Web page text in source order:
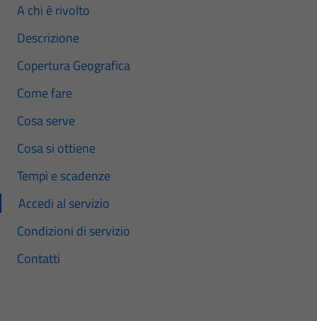
A chi è rivolto
Descrizione
Copertura Geografica
Come fare
Cosa serve
Cosa si ottiene
Tempi e scadenze
Accedi al servizio
Condizioni di servizio
Contatti